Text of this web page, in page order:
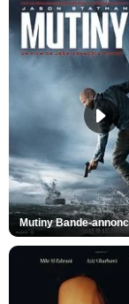
Mutiny Bande-